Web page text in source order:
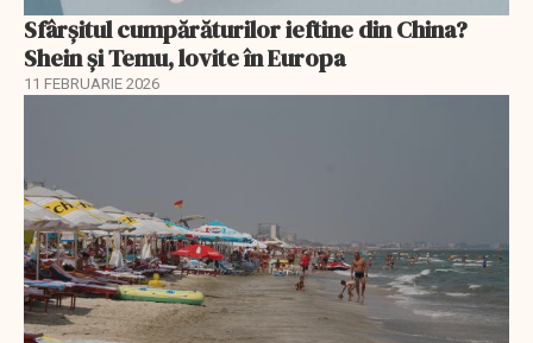
Sfârșitul cumpărăturilor ieftine din China?
Shein și Temu, lovite în Europa
11 FEBRUARIE 2026